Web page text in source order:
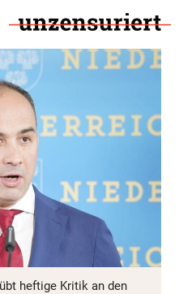
heftige Kritik an den